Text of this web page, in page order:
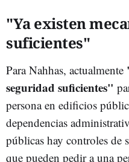
"Ya existen
suficientes"
Para Nahhas, actualmente
seguridad suficientes"
persona en edificios
dependencias
públicas hay controles de
que pueden pedir a una